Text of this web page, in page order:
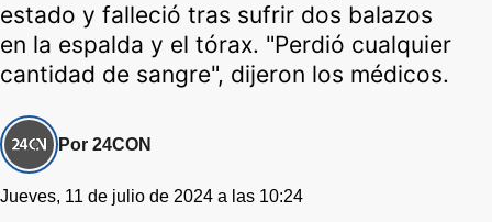
estado y falleció tras sufrir dos balazos
en la espalda y el tórax. "Perdió cualquier
cantidad de sangre", dijeron los médicos.
Por 24CON
Jueves, 11 de julio de 2024 a las 10:24